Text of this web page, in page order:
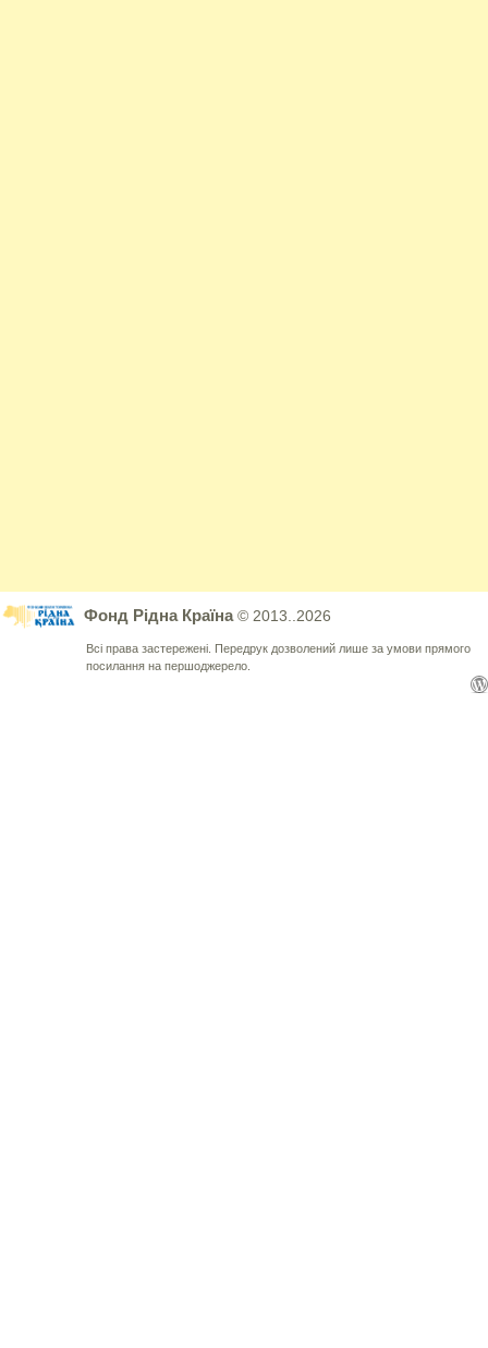
Фонд Рідна Країна© 2013..2026
Всі права застережені. Передрук дозволений лише за умови прямого
посилання на першоджерело.